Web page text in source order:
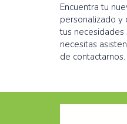
Encuentra tu
personalizado y
tus
necesitas
de